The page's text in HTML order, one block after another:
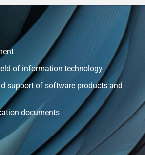
of information technology
support of software products and
documents